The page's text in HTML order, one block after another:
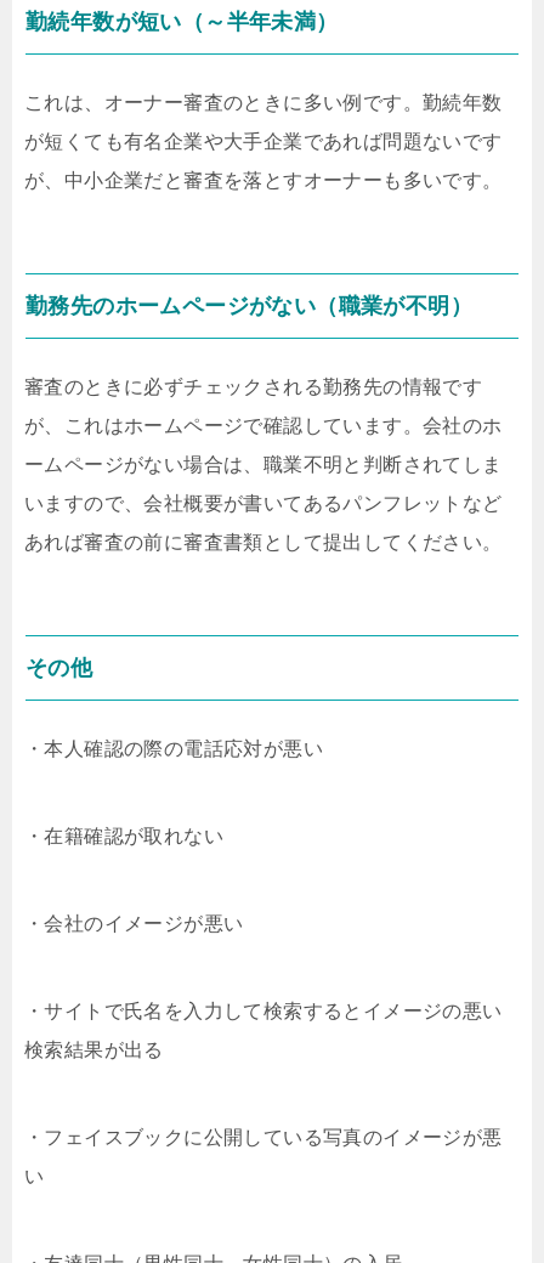
勤続年数が短い（～半年未満）
これは、オーナー審査のときに多い例です。勤続年数
が短くても有名企業や大手企業であれば問題ないです
が、中小企業だと審査を落とすオーナーも多いです。
勤務先のホームページがない（職業が不明）
審査のときに必ずチェックされる勤務先の情報です
が、これはホームページで確認しています。会社のホ
ームページがない場合は、職業不明と判断されてしま
いますので、会社概要が書いてあるパンフレットなど
あれば審査の前に審査書類として提出してください。
その他
・本人確認の際の電話応対が悪い
・在籍確認が取れない
・会社のイメージが悪い
・サイトで氏名を入力して検索するとイメージの悪い
検索結果が出る
・フェイスブックに公開している写真のイメージが悪
い